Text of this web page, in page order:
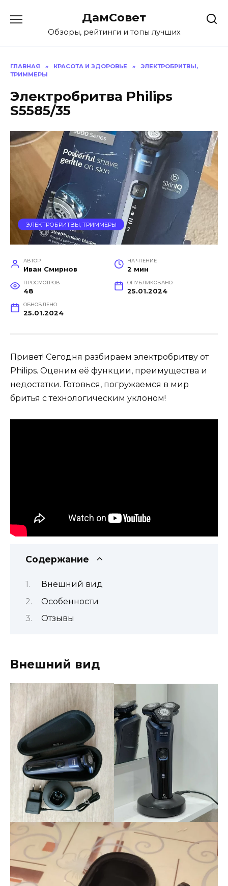
содержанию
ДамСовет
Обзоры, рейтинги и топы лучших
ГЛАВНАЯ » КРАСОТА И ЗДОРОВЬЕ »
ЭЛЕКТРОБРИТВЫ,
ТРИММЕРЫ
Электробритва Philips
S5585/35
ЭЛЕКТРОБРИТВЫ, ТРИММЕРЫ
АВТОР
Иван Смирнов
НА ЧТЕНИЕ
2 мин
ПРОСМОТРОВ
48
ОПУБЛИКОВАНО
25.01.2024
ОБНОВЛЕНО
25.01.2024
Привет! Сегодня разбираем электробритву от
Philips. Оценим её функции, преимущества и
недостатки. Готовься, погружаемся в мир
бритья с технологическим уклоном!
Содержание
Внешний вид
Особенности
Отзывы
Внешний вид